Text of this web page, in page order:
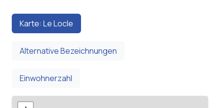
Karte: Le Locle
Alternative Bezeichnungen
Einwohnerzahl